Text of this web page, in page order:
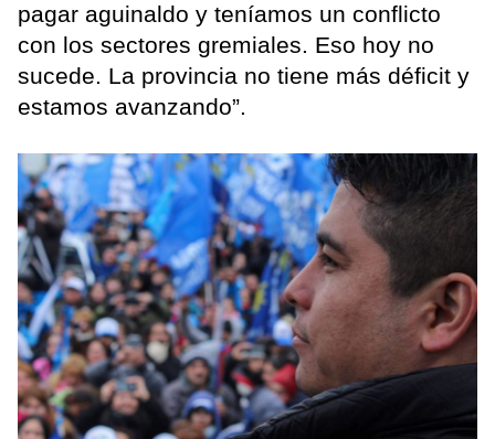
pagar aguinaldo y teníamos un conflicto
con los sectores gremiales. Eso hoy no
sucede. La provincia no tiene más déficit y
estamos avanzando”.